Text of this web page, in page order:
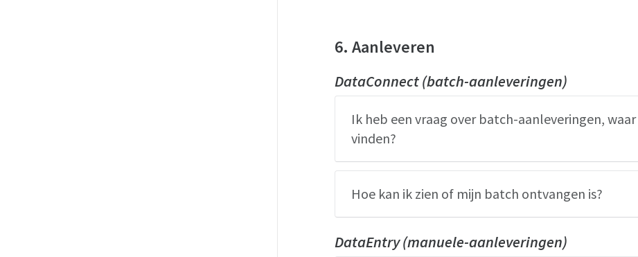
6. Aanleveren
DataConnect (batch-aanleveringen)
Ik heb een vraag over batch-aanleveringen,
vinden?
Hoe kan ik zien of mijn batch ontvangen is?
DataEntry (manuele-aanleveringen)